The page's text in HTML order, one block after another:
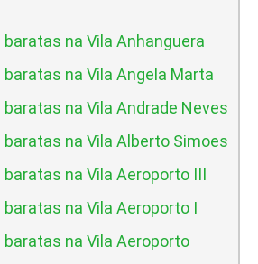
na Vila Anhanguera
na Vila Angela Marta
na Vila Andrade Neves
baratas na Vila Alberto Simoes
na Vila Aeroporto III
na Vila Aeroporto I
baratas na Vila Aeroporto